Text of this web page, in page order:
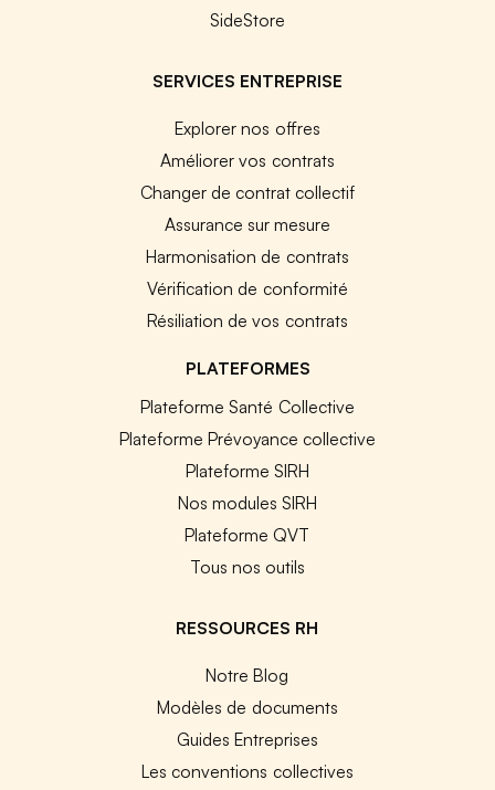
SideStore
SERVICES ENTREPRISE
Explorer nos offres
Améliorer vos contrats
Changer de contrat collectif
Assurance sur mesure
Harmonisation de contrats
Vérification de conformité
Résiliation de vos contrats
PLATEFORMES
Plateforme Santé Collective
Plateforme Prévoyance collective
Plateforme SIRH
Nos modules SIRH
Plateforme QVT
Tous nos outils
RESSOURCES RH
Notre Blog
Modèles de documents
Guides Entreprises
Les conventions collectives